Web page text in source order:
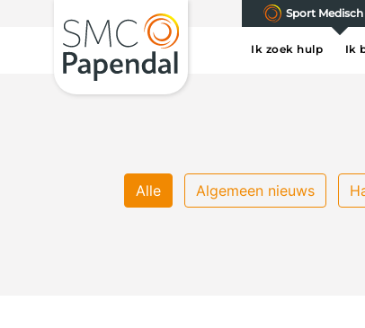
Sport
Ik zoek hulp Ik
Alle Algemeen nieuws